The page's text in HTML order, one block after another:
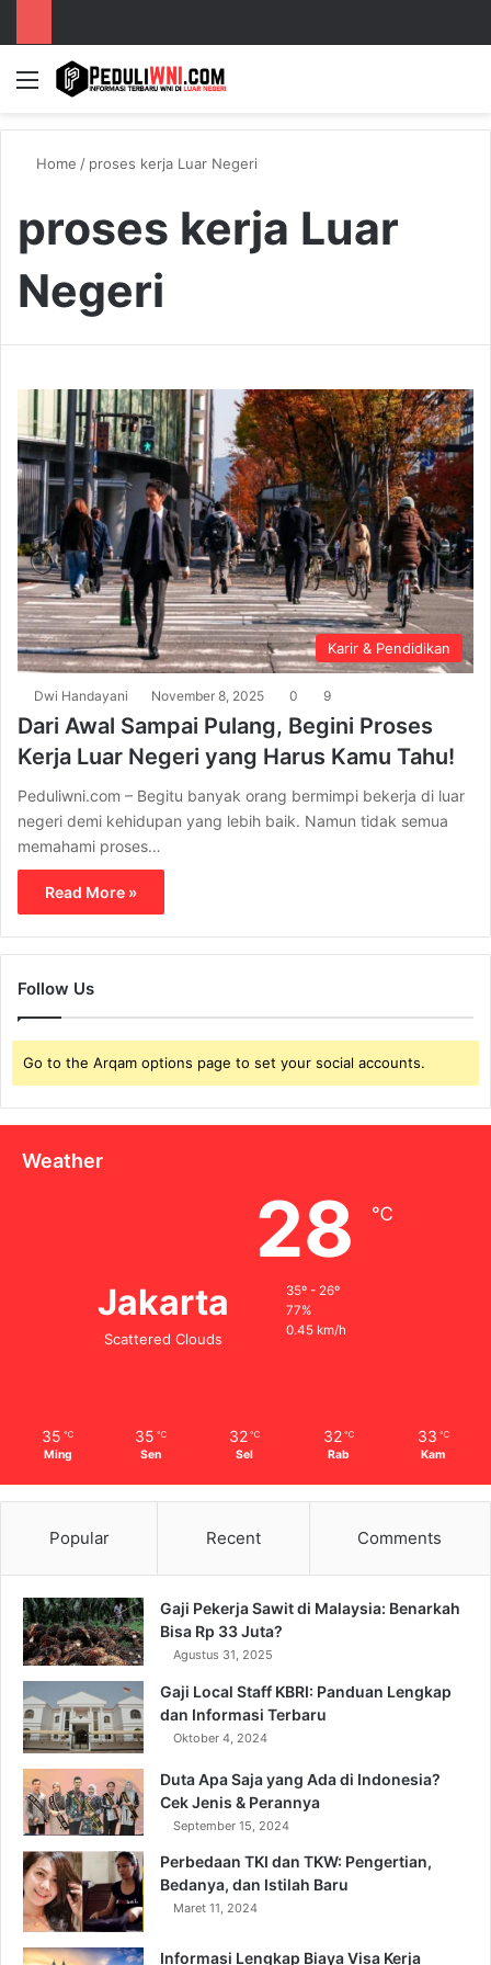
Menu
Home / proses kerja Luar Negeri
proses kerja Luar
Negeri
Karir & Pendidikan
Dwi Handayani November 8, 2025 0 9
Dari Awal Sampai Pulang, Begini Proses
Kerja Luar Negeri yang Harus Kamu Tahu!
Peduliwni.com – Begitu banyak orang bermimpi bekerja di luar
negeri demi kehidupan yang lebih baik. Namun tidak semua
memahami proses…
Read More »
Follow Us
Go to the Arqam options page to set your social accounts.
Weather
Jakarta
Scattered Clouds
28 ℃
35º - 26º
77%
0.45 km/h
35 ℃
Ming
35 ℃
Sen
32 ℃
Sel
32 ℃
Rab
33 ℃
Kam
Popular Recent Comments
Gaji Pekerja Sawit di Malaysia: Benarkah
Bisa Rp 33 Juta?
Agustus 31, 2025
Gaji Local Staff KBRI: Panduan Lengkap
dan Informasi Terbaru
Oktober 4, 2024
Duta Apa Saja yang Ada di Indonesia?
Cek Jenis & Perannya
September 15, 2024
Perbedaan TKI dan TKW: Pengertian,
Bedanya, dan Istilah Baru
Maret 11, 2024
Informasi Lengkap Biaya Visa Kerja